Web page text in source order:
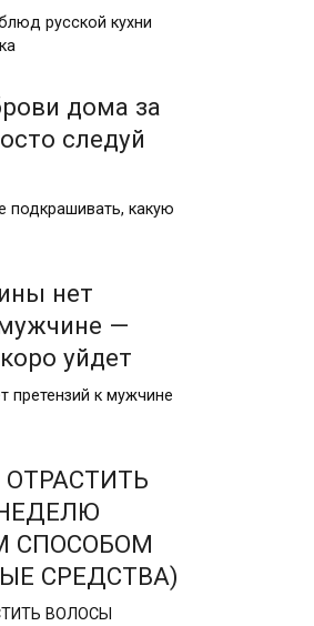
русской кухни
дома за
следуй
подкрашивать, какую
нет
—
уйдет
претензий к мужчине
СПОСОБОМ
СРЕДСТВА)
ВОЛОСЫ